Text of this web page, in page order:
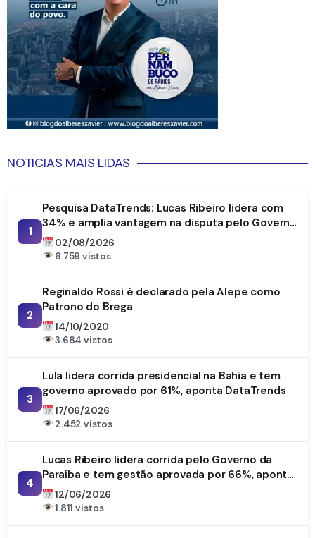
NOTICIAS MAIS LIDAS
1
Pesquisa DataTrends: Lucas Ribeiro lidera com
34% e amplia vantagem na disputa pelo Governo
da Paraíba
02/08/2026
6.759 vistos
2
Reginaldo Rossi é declarado pela Alepe como
Patrono do Brega
14/10/2020
3.684 vistos
3
Lula lidera corrida presidencial na Bahia e tem
governo aprovado por 61%, aponta DataTrends
17/06/2026
2.452 vistos
4
Lucas Ribeiro lidera corrida pelo Governo da
Paraíba e tem gestão aprovada por 66%, aponta
DataTrends
12/06/2026
1.811 vistos